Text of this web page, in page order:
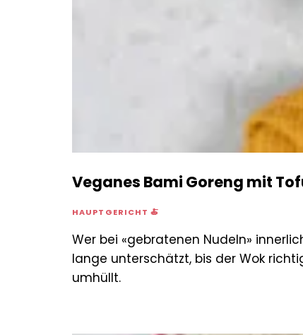
Veganes Bami Goreng mit
HAUPTGERICHT 🍝
Wer bei «gebratenen Nudeln»
lange unterschätzt, bis der Wok
umhüllt.